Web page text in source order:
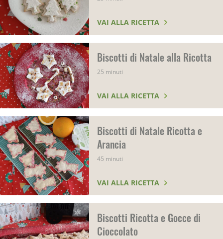
VAI ALLA RICETTA
Biscotti di Natale alla Ricotta
25 minuti
VAI ALLA RICETTA
Biscotti di Natale Ricotta e
Arancia
45 minuti
VAI ALLA RICETTA
Biscotti Ricotta e Gocce di
Cioccolato